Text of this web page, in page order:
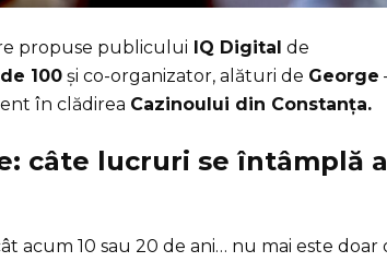
propuse publicului IQ Digital de
100 și co-organizator, alături de George
în clădirea Cazinoului din Constanța.
câte lucruri se întâmplă
acum 10 sau 20 de ani… nu mai este doar